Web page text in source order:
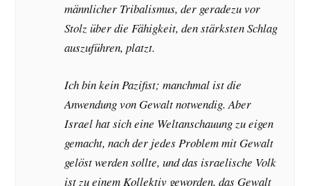
männlicher Tribalismus, der geradezu vor
Stolz über die Fähigkeit, den stärksten Schlag
auszuführen, platzt.
Ich bin kein Pazifist; manchmal ist die
Anwendung von Gewalt notwendig. Aber
Israel hat sich eine Weltanschauung zu eigen
gemacht, nach der jedes Problem mit Gewalt
gelöst werden sollte, und das israelische Volk
ist zu einem Kollektiv geworden, das Gewalt